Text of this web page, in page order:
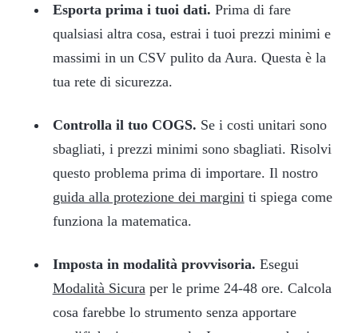
Esporta prima i tuoi dati. Prima di fare
qualsiasi altra cosa, estrai i tuoi prezzi minimi e
massimi in un CSV pulito da Aura. Questa è la
tua rete di sicurezza.
Controlla il tuo COGS. Se i costi unitari sono
sbagliati, i prezzi minimi sono sbagliati. Risolvi
questo problema prima di importare. Il nostro
guida alla protezione dei margini ti spiega come
funziona la matematica.
Imposta in modalità provvisoria. Esegui
Modalità Sicura per le prime 24-48 ore. Calcola
cosa farebbe lo strumento senza apportare